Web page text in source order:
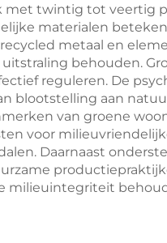
twintig tot veertig
materialen
metaal en
behouden.
reguleren. De
blootstelling aan
van groene
voor
Daarnaast
milieuintegriteit